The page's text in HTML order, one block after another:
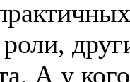
А у